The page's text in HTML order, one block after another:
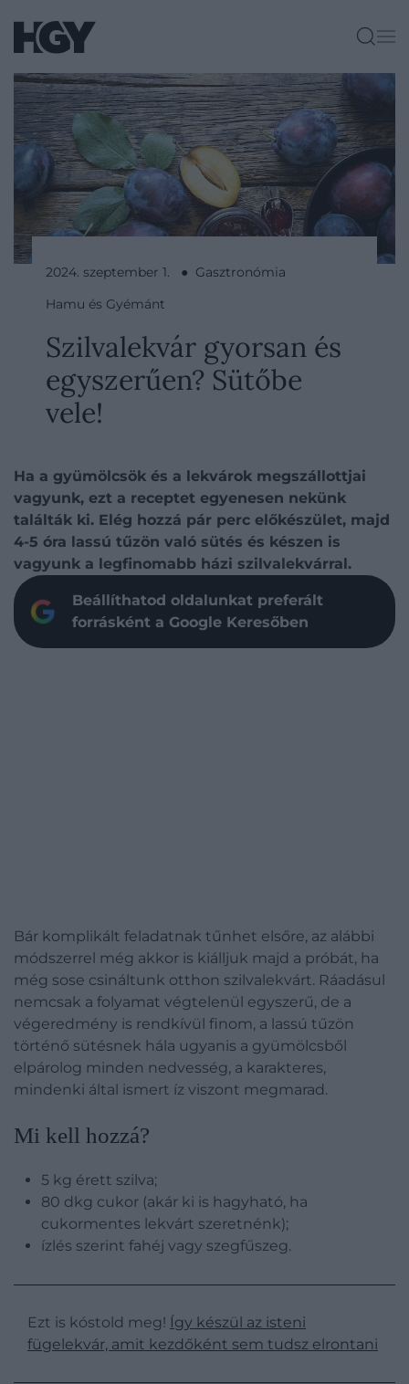
2024. szeptember 1. ● Gasztronómia
Hamu és Gyémánt
Szilvalekvár gyorsan és
egyszerűen? Sütőbe
vele!
Ha a gyümölcsök és a lekvárok megszállottjai
vagyunk, ezt a receptet egyenesen nekünk
találták ki. Elég hozzá pár perc előkészület, majd
4-5 óra lassú tűzön való sütés és készen is
vagyunk a legfinomabb házi szilvalekvárral.
Beállíthatod oldalunkat preferált
forrásként a Google Keresőben
Bár komplikált feladatnak tűnhet elsőre, az alábbi
módszerrel még akkor is kiálljuk majd a próbát, ha
még sose csináltunk otthon szilvalekvárt. Ráadásul
nemcsak a folyamat végtelenül egyszerű, de a
végeredmény is rendkívül finom, a lassú tűzön
történő sütésnek hála ugyanis a gyümölcsből
elpárolog minden nedvesség, a karakteres,
mindenki által ismert íz viszont megmarad.
Mi kell hozzá?
5 kg érett szilva;
80 dkg cukor (akár ki is hagyható, ha
cukormentes lekvárt szeretnénk);
ízlés szerint fahéj vagy szegfűszeg.
Ezt is kóstold meg! Így készül az isteni
fügelekvár, amit kezdőként sem tudsz elrontani